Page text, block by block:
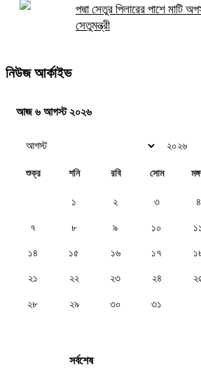
পদ্মা সেতুর পিলারের পাশে মাটি
সেতুমন্ত্রী
নিউজ আর্কাইভ
আজ ৬ আগস্ট ২০২৬
শুক্র শনি রবি সোম
১ ২ ৩ ৪
৭ ৮ ৯ ১০
১৪ ১৫ ১৬ ১৭
২১ ২২ ২৩ ২৪
২৮ ২৯ ৩০ ৩১
সর্বশেষ